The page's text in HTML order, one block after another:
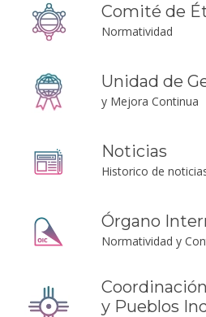
Comité de
Normatividad
Unidad de
y Mejora Continua
Noticias
Historico de
Órgano
Normatividad y
y Pueblos